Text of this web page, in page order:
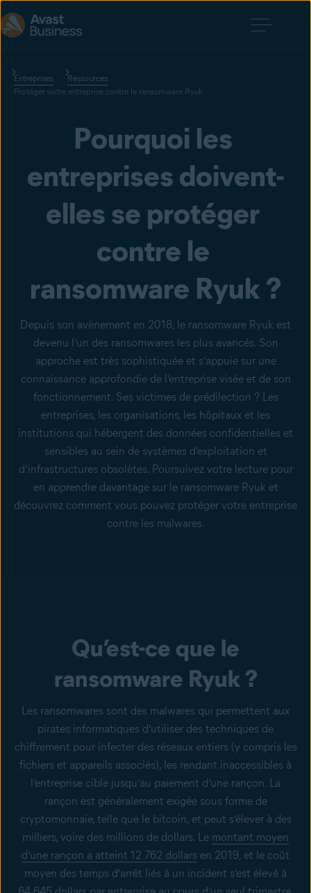
Entreprises
Ressources
Protéger votre entreprise contre le ransomware Ryuk
Pourquoi les
entreprises doivent-
elles se protéger
contre le
ransomware Ryuk ?
Depuis son avènement en 2018, le ransomware Ryuk est
devenu l’un des ransomwares les plus avancés. Son
approche est très sophistiquée et s’appuie sur une
connaissance approfondie de l’entreprise visée et de son
fonctionnement. Ses victimes de prédilection ? Les
entreprises, les organisations, les hôpitaux et les
institutions qui hébergent des données confidentielles et
sensibles au sein de systèmes d’exploitation et
d’infrastructures obsolètes. Poursuivez votre lecture pour
en apprendre davantage sur le ransomware Ryuk et
découvrez comment vous pouvez protéger votre entreprise
contre les malwares.
Qu’est-ce que le
ransomware Ryuk ?
Les ransomwares sont des malwares qui permettent aux
pirates informatiques d’utiliser des techniques de
chiffrement pour infecter des réseaux entiers (y compris les
fichiers et appareils associés), les rendant inaccessibles à
l’entreprise cible jusqu’au paiement d’une rançon. La
rançon est généralement exigée sous forme de
cryptomonnaie, telle que le bitcoin, et peut s’élever à des
milliers, voire des millions de dollars. Le montant moyen
d’une rançon a atteint 12 762 dollars en 2019, et le coût
moyen des temps d’arrêt liés à un incident s’est élevé à